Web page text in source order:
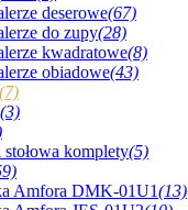
deserowe(67)
do zupy(28)
kwadratowe(8)
obiadowe(43)
(7)
(3)
stołowa komplety(5)
Amfora DMK-01U1(13)